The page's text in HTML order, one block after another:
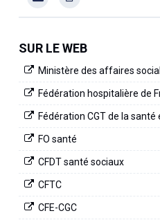
SUR LE WEB
Ministère des affaires
Fédération hospitalière de
Fédération CGT de la
FO santé
CFDT santé sociaux
CFTC
CFE-CGC